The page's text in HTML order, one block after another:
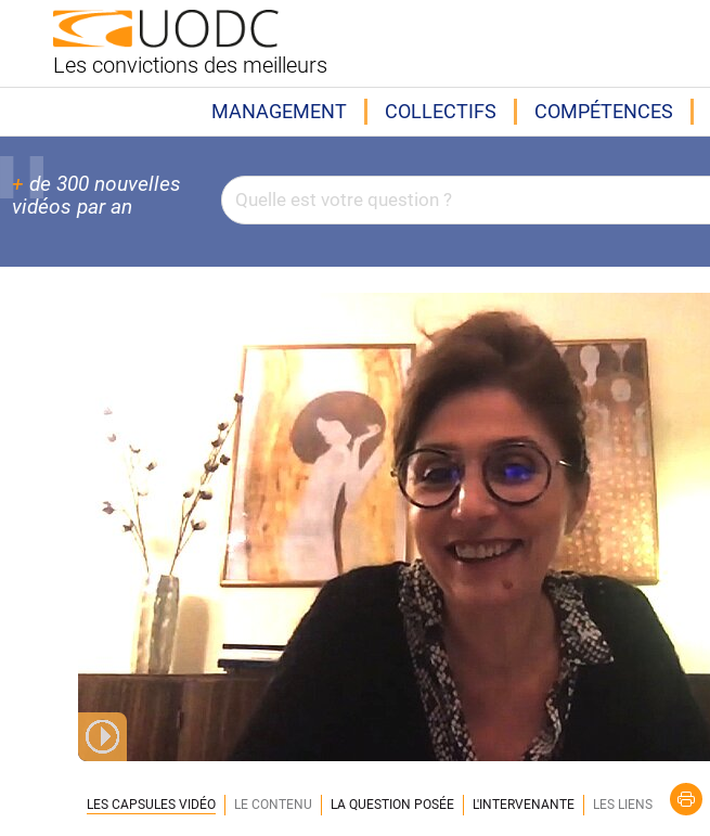
Les convictions des meilleurs
MANAGEMENT COLLECTIFS COMPÉTENCES
+ de 300 nouvelles
vidéos par an
LES CAPSULES VIDÉO LE CONTENU LA QUESTION POSÉE L'INTERVENANTE LES LIENS